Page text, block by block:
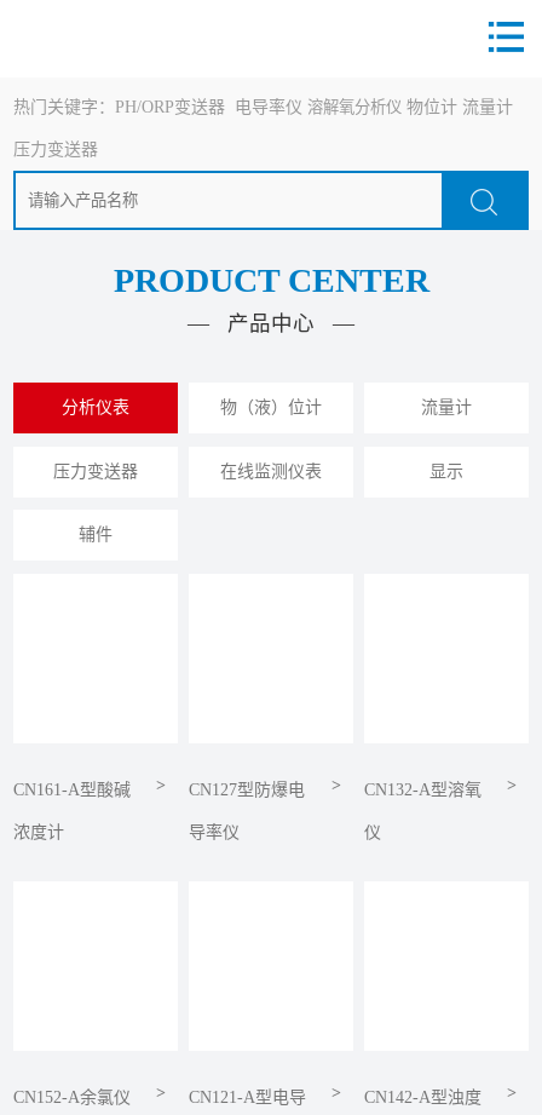
热门关键字：PH/ORP变送器 电导率仪 溶解氧分析仪 物位计 流量计
压力变送器
PRODUCT CENTER
— 产品中心 —
分析仪表 物（液）位计 流量计
压力变送器 在线监测仪表 显示
辅件
CN161-A型酸碱
浓度计
> CN127型防爆电
导率仪
> CN132-A型溶氧
仪
>
CN152-A余氯仪 > CN121-A型电导 > CN142-A型浊度 >